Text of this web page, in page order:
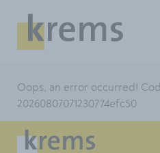
Oops, an error occurred!
20260807071230774efc50